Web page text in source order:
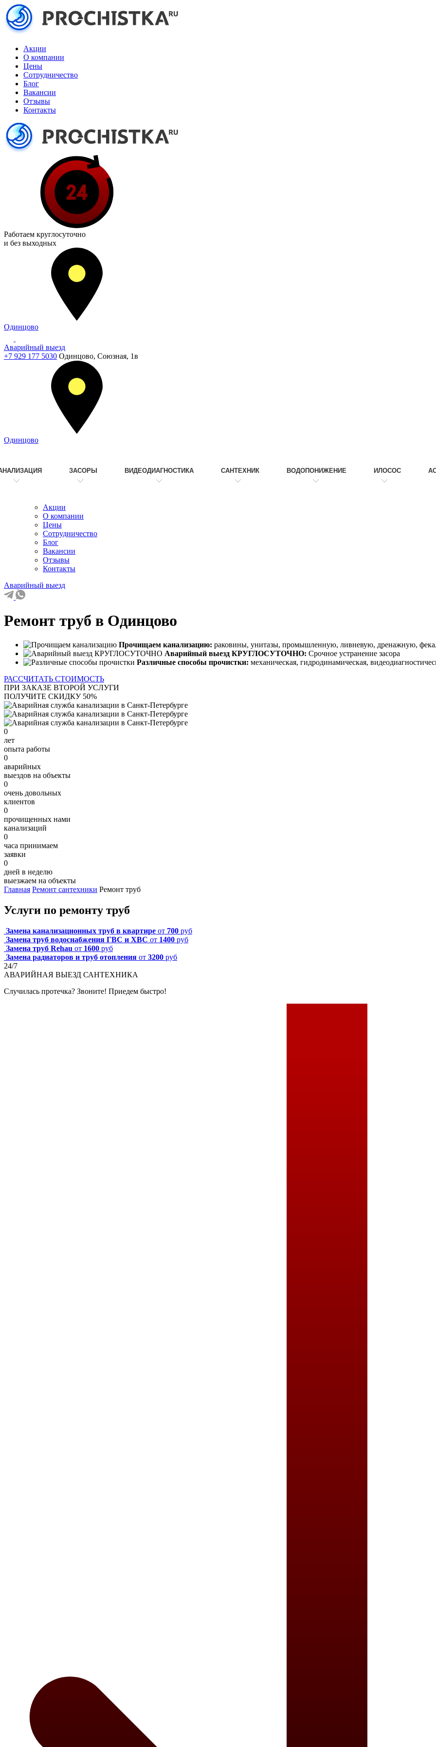
Акции
О компании
Цены
Сотрудничество
Блог
Вакансии
Отзывы
Контакты
Работаем круглосуточно
и без выходных
Одинцово
Аварийный выезд
+7 929 177 5030 Одинцово, Союзная, 1в
Одинцово
ЗАСОРЫ ВИДЕОДИАГНОСТИКА САНТЕХНИК ВОДОПОНИЖЕНИЕ ИЛОСОС
Акции
О компании
Цены
Сотрудничество
Блог
Вакансии
Отзывы
Контакты
Аварийный выезд
Ремонт труб в Одинцово
Прочищаем канализацию: раковины, унитазы, промышленную, ливневую, дренажную,
Аварийный выезд КРУГЛОСУТОЧНО: Срочное устранение засора
Различные способы прочистки: механическая, гидродинамическая,
РАССЧИТАТЬ СТОИМОСТЬ
ПРИ ЗАКАЗЕ ВТОРОЙ УСЛУГИ
ПОЛУЧИТЕ СКИДКУ 50%
0
лет
опыта работы
0
аварийных
выездов на объекты
0
очень довольных
клиентов
0
прочищенных нами
канализаций
0
часа принимаем
заявки
0
дней в неделю
выезжаем на объекты
Главная Ремонт сантехники Ремонт труб
Услуги по ремонту труб
Замена канализационных труб в квартире от 700 руб
Замена труб водоснабжения ГВС и ХВС от 1400 руб
Замена труб Rehau от 1600 руб
Замена радиаторов и труб отопления от 3200 руб
24/7
АВАРИЙНАЯ ВЫЕЗД САНТЕХНИКА
Случилась протечка? Звоните! Приедем быстро!